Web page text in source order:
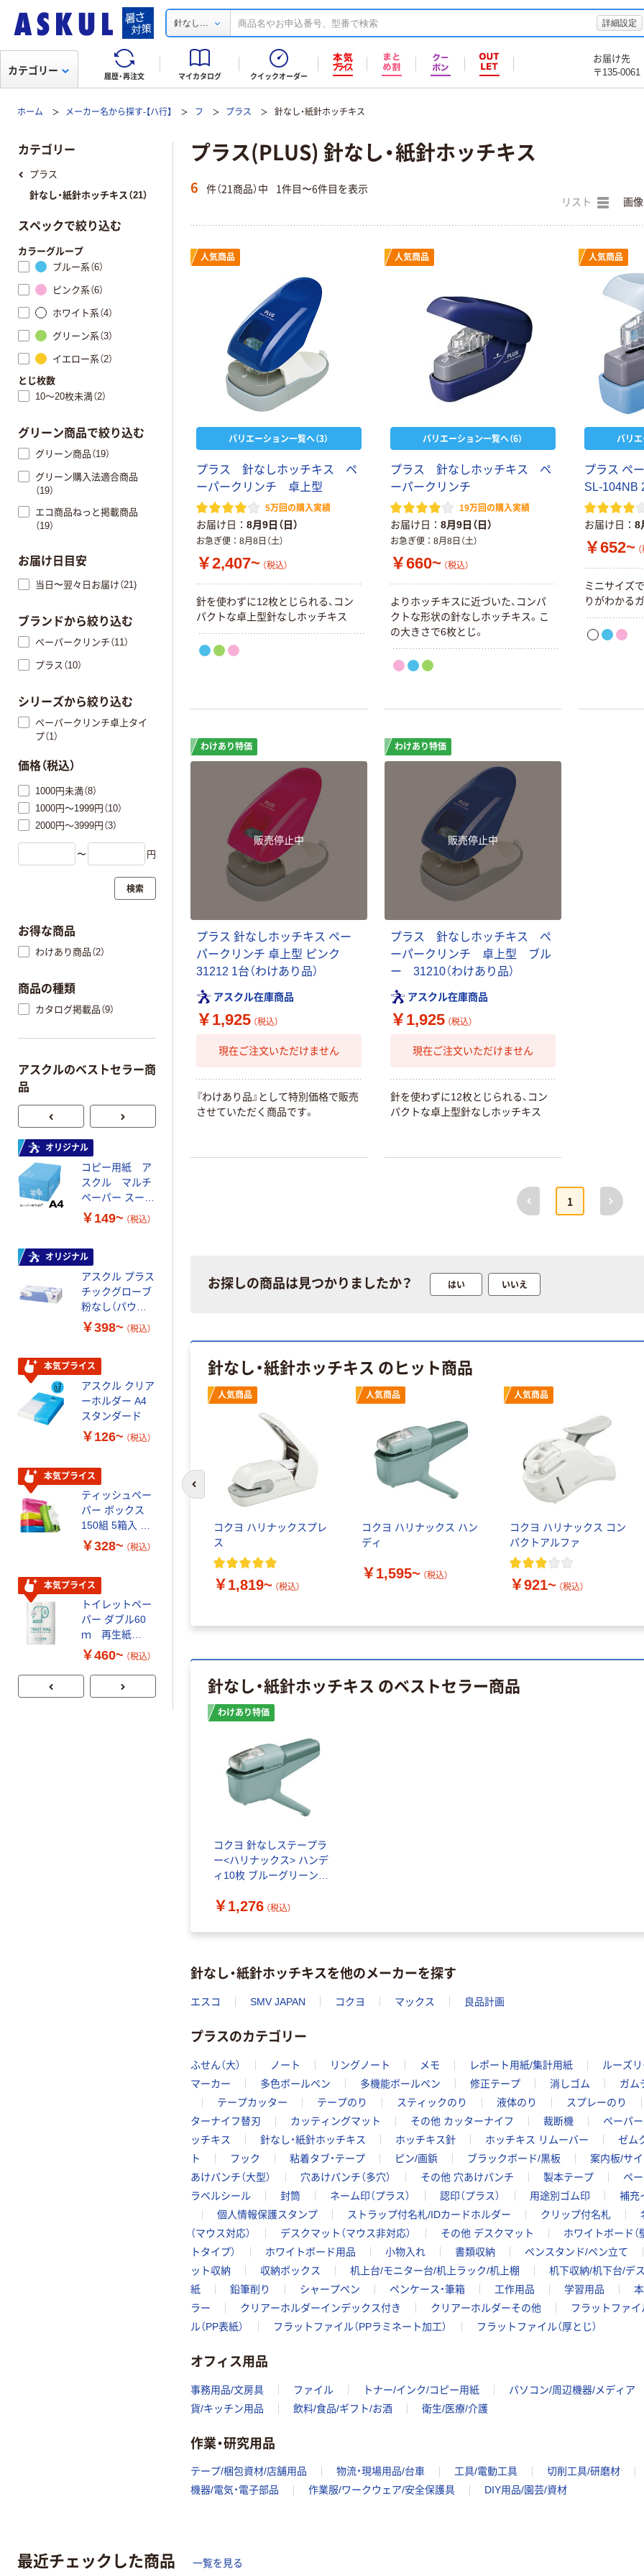
針なし ... 詳細設定
履歴・再注文 マイカタログ クイックオーダー
お届け先
〒135-0061
カテゴリー
ホーム メーカー名から探す-【ハ行】 フ プラス 針なし・紙針ホッチキス
プラス(PLUS) 針なし・紙針ホッチキス
6 件（21商品）中 1件目〜6件目を表示
リスト 画像
人気商品
バリエーション一覧へ（3）
プラス 針なしホッチキス ペ
ーパークリンチ 卓上型
5万回の購入実績
お届け日 8月9日（日）
お急ぎ便 8月8日（土）
￥2,407~ （税込）
針を使わずに12枚とじられる、コン
パクトな卓上型針なしホッチキス
人気商品
バリエーション一覧へ（6）
プラス 針なしホッチキス ペ
ーパークリンチ
19万回の購入実績
お届け日 8月9日（日）
お急ぎ便 8月8日（土）
￥660~ （税込）
よりホッチキスに近づいた、コンパ
クトな形状の針なしホッチキス。こ
の大きさで6枚とじ。
人気商品
バリエ
プラス ペ
SL-104NB
お届け日 8
￥652~
ミニサイズ
りがわかる
わけあり特価
販売停止中
プラス 針なしホッチキス ペー
パークリンチ 卓上型 ピンク
31212 1台（わけあり品）
アスクル在庫商品
￥1,925 （税込）
現在ご注文いただけません
『わけあり品』として特別価格で販売
させていただく商品です。
わけあり特価
販売停止中
プラス 針なしホッチキス ペ
ーパークリンチ 卓上型 ブル
ー 31210（わけあり品）
アスクル在庫商品
￥1,925 （税込）
現在ご注文いただけません
針を使わずに12枚とじられる、コン
パクトな卓上型針なしホッチキス
前へ
1
次へ
お探しの商品は見つかりましたか？ はい いいえ
針なし・紙針ホッチキス のヒット商品
人気商品
コクヨ ハリナックスプレ
ス
￥1,819~ （税込）
人気商品
コクヨ ハリナックス ハン
ディ
￥1,595~ （税込）
人気商品
コクヨ ハリナックス コン
パクトアルファ
￥921~ （税込）
前のスライドへ
針なし・紙針ホッチキス のベストセラー商品
わけあり特価
コクヨ 針なしステープラ
ー<ハリナックス> ハンデ
ィ10枚 ブルーグリーン
けあり品）
￥1,276 （税込）
針なし・紙針ホッチキスを他のメーカーを探す
エスコ SMV JAPAN コクヨ マックス 良品計画
プラスのカテゴリー
ふせん（大） ノート リングノート メモ レポート用紙/集計用紙 ルーズ
マーカー
多色ボールペン 多機能ボールペン 修正テープ 消しゴム ガム
テープカッター
テープのり スティックのり 液体のり スプレーのり
ターナイフ替刃
カッティングマット その他 カッターナイフ 裁断機 ペーパー
ッチキス
針なし・紙針ホッチキス ホッチキス針 ホッチキス リムーバー ゼム
ト
フック 粘着タブ・テープ ピン/画鋲 ブラックボード/黒板 案内板/サ
あけパンチ（大型）
穴あけパンチ（多穴） その他 穴あけパンチ 製本テープ ペ
ラベルシール
封筒 ネーム印（プラス） 認印（プラス） 用途別ゴム印 補充
個人情報保護スタンプ
ストラップ付名札/IDカードホルダー クリップ付名札
（マウス対応）
デスクマット（マウス非対応） その他 デスクマット ホワイトボード（
トタイプ）
ホワイトボード用品 小物入れ 書類収納 ペンスタンド/ペン立て
ット収納
収納ボックス 机上台/モニター台/机上ラック/机上棚 机下収納/机下台/デ
紙
鉛筆削り シャープペン ペンケース・筆箱 工作用品 学習用品
ラー
クリアーホルダーインデックス付き クリアーホルダーその他 フラットファイ
ル（PP表紙）
フラットファイル（PPラミネート加工） フラットファイル（厚とじ）
オフィス用品
事務用品/文房具 ファイル トナー/インク/コピー用紙 パソコン/周辺機器/メディア
貨/キッチン用品
飲料/食品/ギフト/お酒 衛生/医療/介護
作業・研究用品
テープ/梱包資材/店舗用品 物流・現場用品/台車 工具/電動工具 切削工具/研磨材
機器/電気・電子部品
作業服/ワークウェア/安全保護具 DIY用品/園芸/資材
カテゴリー
プラス
針なし・紙針ホッチキス（21）
スペックで絞り込む
カラーグループ
ブルー系（6）
ピンク系（6）
ホワイト系（4）
グリーン系（3）
イエロー系（2）
とじ枚数
10～20枚未満（2）
グリーン商品で絞り込む
グリーン商品（19）
グリーン購入法適合商品
（19）
エコ商品ねっと掲載商品
（19）
お届け日目安
当日〜翌々日お届け（21)
ブランドから絞り込む
ペーパークリンチ（11）
プラス（10）
シリーズから絞り込む
ペーパークリンチ卓上タイ
プ（1）
価格（税込）
1000円未満（8）
1000円～1999円（10）
2000円～3999円（3）
〜 円
検索
お得な商品
わけあり商品（2）
商品の種類
カタログ掲載品（9）
アスクルのベストセラー商
品
オリジナル
コピー用紙 ア
スクル マルチ
ペーパー スーパ
ーホワイト+
￥149~ （税込）
オリジナル
アスクル プラス
チックグローブ
粉なし（パウダ
ーフリー）
￥398~ （税込）
本気プライス
アスクル クリア
ーホルダー A4
スタンダード
￥126~ （税込）
本気プライス
ティッシュペー
パー ボックス
150組 5箱入 ア
スクル スマート
証
￥328~ （税込）
本気プライス
トイレットペー
パー ダブル60
ｍ 再生紙
100% 6ロール
芯あり FSC認
証
￥460~ （税込）
コピー用紙 マ
ルチペーパー
本気プライス
アスクル 耳にや
さしい やわらか
いマスク
￥458~ （税込）
期間限定価格
アスクル プラ
スチックグロー
ブ 薄手 粉な
リー）
本気プライス
レス 10本
￥1,037~
サントリー 天然
水 ミネラルウォ
本気プライス
ファーストレイ
ト ホワイト紙コ
￥374~ （税込）
本気プライス
蛍光オプテック
定モデル) 蛍光
￥140~ （税込）
ト ニトリルグ
ローブ ホワイ
￥698~
ペーパータオル
小判・シングル
再生紙 200枚
FSC認証紙 アス
クルオリジナル
￥143~ （税込）
本気プライス
ティッシュペー
モカ 200組 5個
アスクル オリジ
ナルティッシュ
PEFC認証
￥428~
本気プライス
￥330~ （税込）
最近チェックした商品 一覧を見る